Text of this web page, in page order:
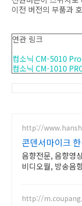
이전 버전의 부품과
연관 링크
컴소닉 CM-5010
컴소닉 CM-1010
http://
콘덴서마이크
운드시스템
음향전문, 음향영
비디오월, 방송음
http://